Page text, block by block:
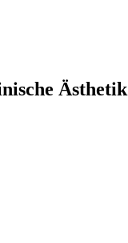
Ästhetik